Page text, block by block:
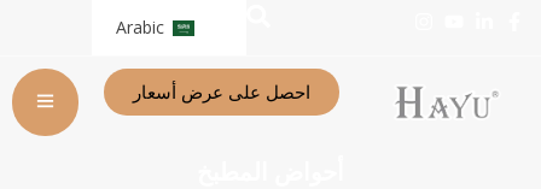
Arabic
احصل على عرض أسعار